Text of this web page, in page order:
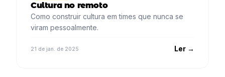
Cultura no remoto
Como construir cultura em times que nunca se
viram pessoalmente.
21 de jan. de 2025 Ler →